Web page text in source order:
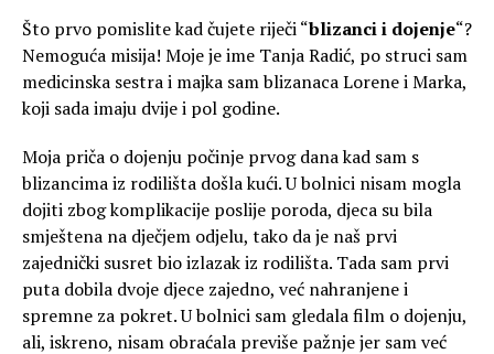
Što prvo pomislite kad čujete riječi “blizanci i dojenje“?
Nemoguća misija! Moje je ime Tanja Radić, po struci sam
medicinska sestra i majka sam blizanaca Lorene i Marka,
koji sada imaju dvije i pol godine.
Moja priča o dojenju počinje prvog dana kad sam s
blizancima iz rodilišta došla kući. U bolnici nisam mogla
dojiti zbog komplikacije poslije poroda, djeca su bila
smještena na dječjem odjelu, tako da je naš prvi
zajednički susret bio izlazak iz rodilišta. Tada sam prvi
puta dobila dvoje djece zajedno, već nahranjene i
spremne za pokret. U bolnici sam gledala film o dojenju,
ali, iskreno, nisam obraćala previše pažnje jer sam već